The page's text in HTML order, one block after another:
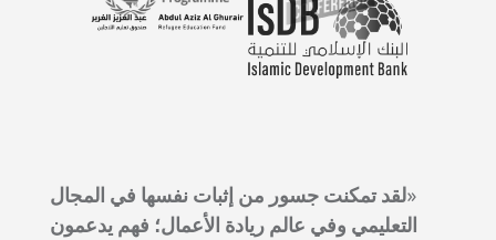
«لقد تمكنت جسور من إثبات نفسها في المجال
التعليمي وفي عالم ريادة الأعمال؛ فهم يدعمون